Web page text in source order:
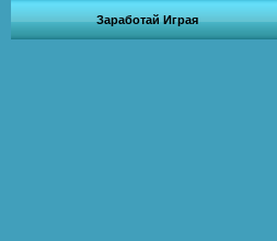
Заработай Играя